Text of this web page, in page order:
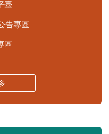
臺
告專區
區